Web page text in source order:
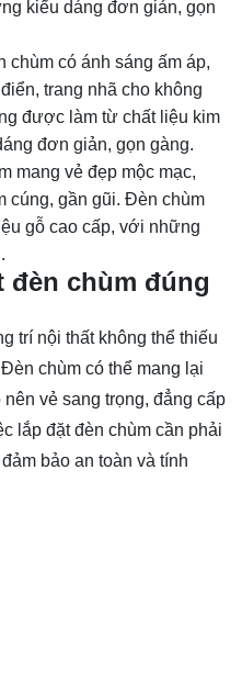
kiểu dáng đơn giản, gọn
chùm có ánh sáng ấm áp,
trang nhã cho không
được làm từ chất liệu kim
đơn giản, gọn gàng.
mang vẻ đẹp mộc mạc,
cúng, gần gũi. Đèn chùm
gỗ cao cấp, với những
đèn chùm đúng
trí nội thất không thể thiếu
chùm có thể mang lại
vẻ sang trọng, đẳng cấp
lắp đặt đèn chùm cần phải
bảo an toàn và tính